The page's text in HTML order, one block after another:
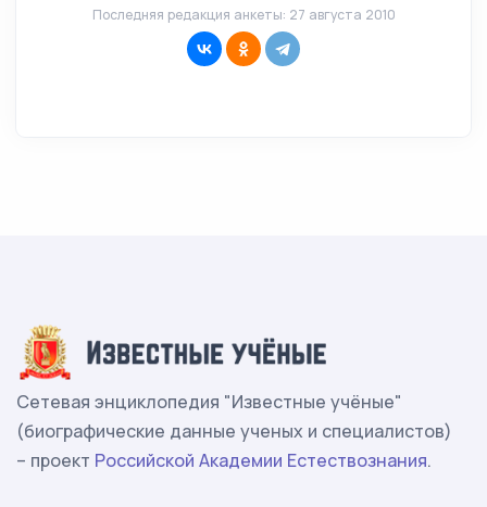
Последняя редакция анкеты: 27 августа 2010
Сетевая энциклопедия "Известные учёные"
(биографические данные ученых и специалистов)
– проект Российской Академии Естествознания.